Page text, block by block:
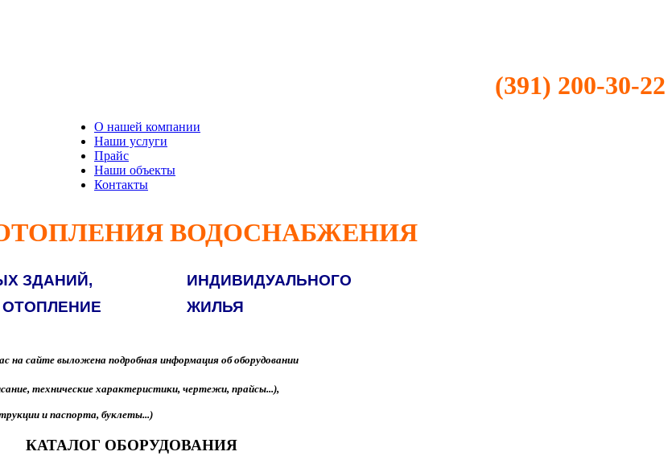
(391) 200-30-22
О нашей компании
Наши услуги
Прайс
Наши объекты
Контакты
ВОДОСНАБЖЕНИЯ
ЗДАНИЙ,
ИНДИВИДУАЛЬНОГО
ЖИЛЬЯ
на сайте выложена подробная информация об оборудовании
технические характеристики, чертежи, прайсы...),
и паспорта, буклеты...)
КАТАЛОГ ОБОРУДОВАНИЯ